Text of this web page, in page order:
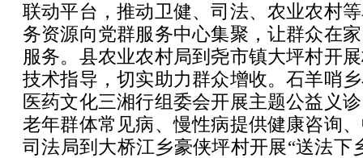
联动平台，推动卫健、司法、农业农村
务资源向党群服务中心集聚，让群众在
服务。县农业农村局到尧市镇大坪村开
技术指导，切实助力群众增收。石羊哨
医药文化三湘行组委会开展主题公益义
老年群体常见病、慢性病提供健康咨询
司法局到大桥江乡豪侠坪村开展“送法下